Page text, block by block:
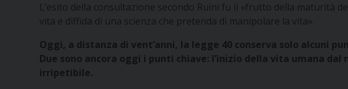
L’esito della consultazione secondo Ruini fu il «frutto della maturità
vita e diffida di una scienza che pretenda di manipolare la vita».
Oggi, a distanza di vent’anni, la legge 40 conserva solo
Due sono ancora oggi i punti chiave: l’inizio della vita umana
irripetibile.